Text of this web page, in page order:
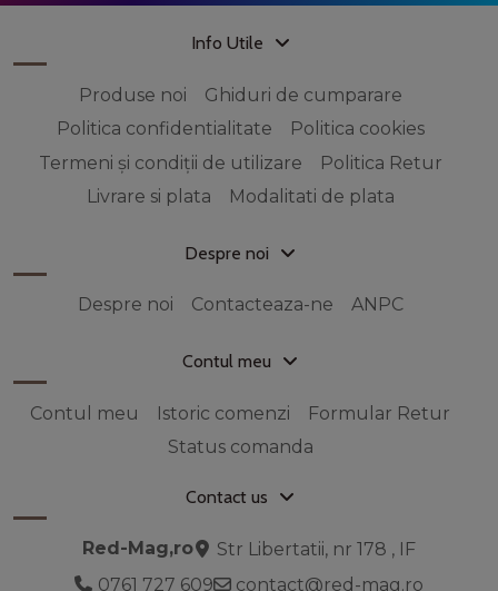
Info Utile
Produse noi
Ghiduri de cumparare
Politica confidentialitate
Politica cookies
Termeni și condiții de utilizare
Politica Retur
Livrare si plata
Modalitati de plata
Despre noi
Despre noi Contacteaza-ne ANPC
Contul meu
Contul meu Istoric comenzi
Formular Retur
Status comanda
Contact us
Red-Mag,ro
Str Libertatii, nr 178 , IF
0761 727 609
contact@red-mag.ro